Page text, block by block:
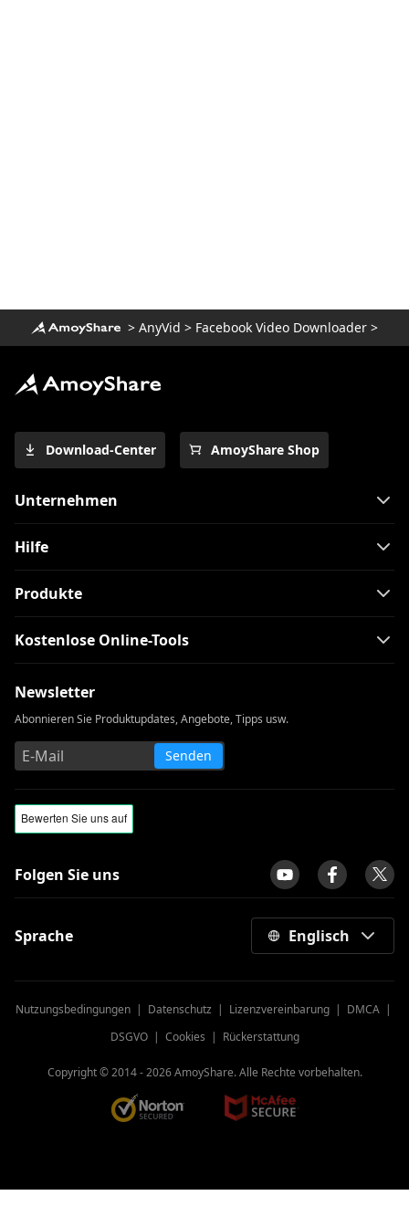
> AnyVid > Facebook Video Downloader >
Download-Center AmoyShare Shop
Unternehmen
Hilfe
Produkte
Kostenlose Online-Tools
Newsletter
Abonnieren Sie Produktupdates, Angebote, Tipps usw.
Senden
Folgen Sie uns
Sprache Englisch
Nutzungsbedingungen| Datenschutz | Lizenzvereinbarung| DMCA|
DSGVO| Cookies | Rückerstattung
Copyright © 2014 -2026AmoyShare. Alle Rechte vorbehalten.